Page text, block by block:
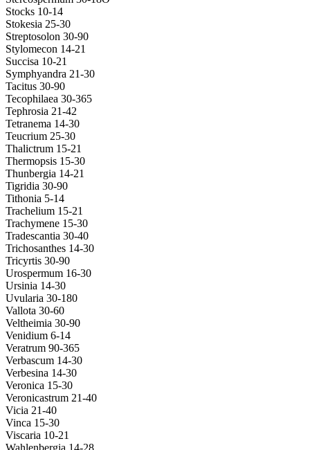
Stocks 10-14
Stokesia 25-30
Streptosolon 30-90
Stylomecon 14-21
Succisa 10-21
Symphyandra 21-30
Tacitus 30-90
Tecophilaea 30-365
Tephrosia 21-42
Tetranema 14-30
Teucrium 25-30
Thalictrum 15-21
Thermopsis 15-30
Thunbergia 14-21
Tigridia 30-90
Tithonia 5-14
Trachelium 15-21
Trachymene 15-30
Tradescantia 30-40
Trichosanthes 14-30
Tricyrtis 30-90
Urospermum 16-30
Ursinia 14-30
Uvularia 30-180
Vallota 30-60
Veltheimia 30-90
Venidium 6-14
Veratrum 90-365
Verbascum 14-30
Verbesina 14-30
Veronica 15-30
Veronicastrum 21-40
Vicia 21-40
Vinca 15-30
Viscaria 10-21
Wahlenbergia 14-28